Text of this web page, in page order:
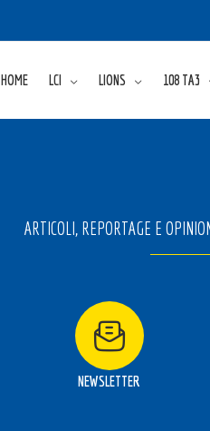
HOME LCI LIONS 108 TA3
ARTICOLI, REPORTAGE E
NEWSLETTER